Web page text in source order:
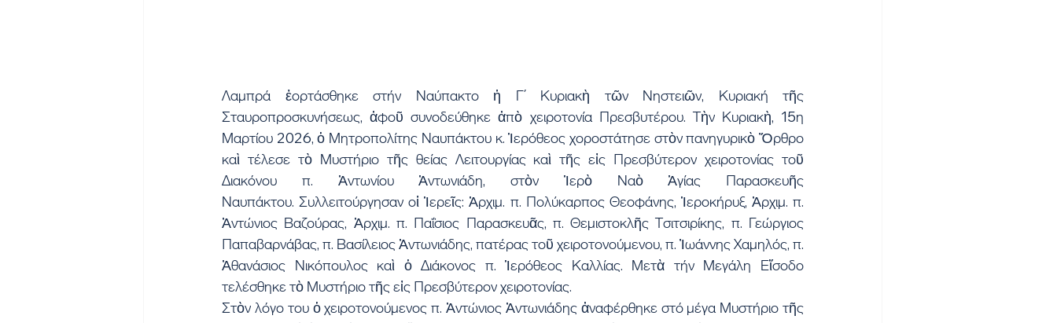
Λαμπρά ἑορτάσθηκε στήν Ναύπακτο ἡ Γ΄ Κυριακὴ τῶν Νηστειῶν, Κυριακή τῆς
Σταυροπροσκυνήσεως, ἀφοῦ συνοδεύθηκε ἀπὸ χειροτονία Πρεσβυτέρου. Τὴν Κυριακὴ, 15η
Μαρτίου 2026, ὁ Μητροπολίτης Ναυπάκτου κ. Ἱερόθεος χοροστάτησε στὸν πανηγυρικὸ Ὄρθρο
καὶ τέλεσε τὸ Μυστήριο τῆς θείας Λειτουργίας καὶ τῆς εἰς Πρεσβύτερον χειροτονίας τοῦ
Διακόνου π. Ἀντωνίου Ἀντωνιάδη, στὸν Ἱερὸ Ναὸ Ἁγίας Παρασκευῆς
Ναυπάκτου. Συλλειτούργησαν οἱ Ἱερεῖς: Ἀρχιμ. π. Πολύκαρπος Θεοφάνης, Ἱεροκήρυξ, Ἀρχιμ. π.
Ἀντώνιος Βαζούρας, Ἀρχιμ. π. Παΐσιος Παρασκευᾶς, π. Θεμιστοκλῆς Τσιτσιρίκης, π. Γεώργιος
Παπαβαρνάβας, π. Βασίλειος Ἀντωνιάδης, πατέρας τοῦ χειροτονούμενου, π. Ἰωάννης Χαμηλός, π.
Ἀθανάσιος Νικόπουλος καὶ ὁ Διάκονος π. Ἱερόθεος Καλλίας. Μετὰ τήν Μεγάλη Εἴσοδο
τελέσθηκε τὸ Μυστήριο τῆς εἰς Πρεσβύτερον χειροτονίας.
Στὸν λόγο του ὁ χειροτονούμενος π. Ἀντώνιος Ἀντωνιάδης ἀναφέρθηκε στό μέγα Μυστήριο τῆς